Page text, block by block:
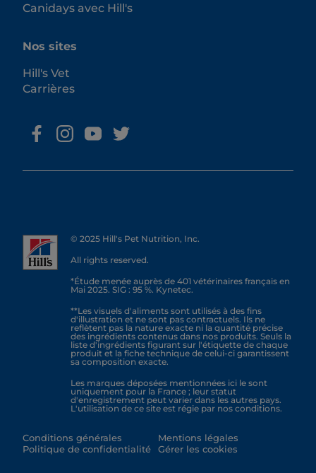
Canidays avec Hill's
Nos sites
Hill's Vet
Carrières
© 2025 Hill's Pet Nutrition, Inc.
All rights reserved.
*Étude menée auprès de 401 vétérinaires français en
Mai 2025. SIG : 95 %. Kynetec.
**Les visuels d'aliments sont utilisés à des fins
d'illustration et ne sont pas contractuels. Ils ne
reflètent pas la nature exacte ni la quantité précise
des ingrédients contenus dans nos produits. Seuls la
liste d'ingrédients figurant sur l'étiquette de chaque
produit et la fiche technique de celui-ci garantissent
sa composition exacte.
Les marques déposées mentionnées ici le sont
uniquement pour la France ; leur statut
d'enregistrement peut varier dans les autres pays.
L'utilisation de ce site est régie par nos conditions.
Conditions générales
Politique de confidentialité
Mentions légales
Gérer les cookies